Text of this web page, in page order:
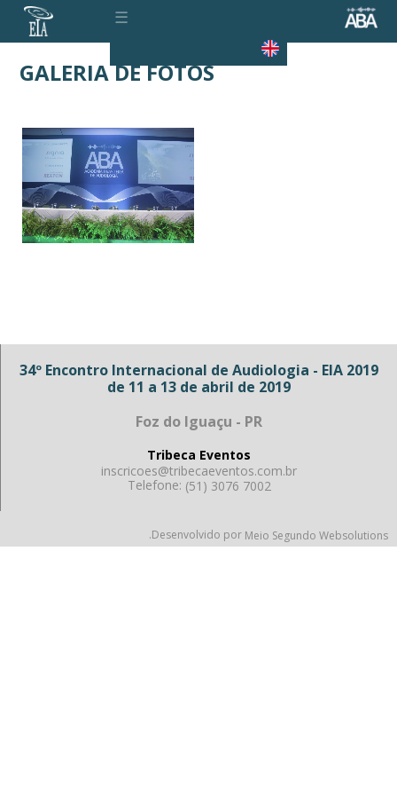
☰
GALERIA DE FOTOS
34º Encontro Internacional de Audiologia - EIA 2019
de 11 a 13 de abril de 2019
Foz do Iguaçu - PR
Tribeca Eventos
inscricoes@tribecaeventos.com.br
Telefone: (51) 3076 7002
.Desenvolvido por Meio Segundo Websolutions